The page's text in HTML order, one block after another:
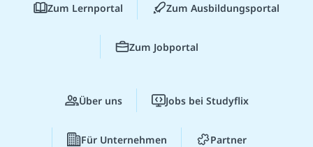
Zum Lernportal Zum Ausbildungsportal
Zum Jobportal
Über uns Jobs bei Studyflix
Für Unternehmen Partner